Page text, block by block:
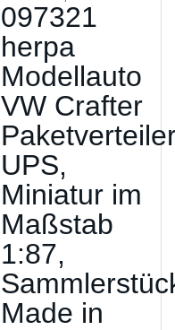
097321
herpa
Modellauto
VW Crafter
UPS,
Miniatur im
Maßstab
1:87,
Made in